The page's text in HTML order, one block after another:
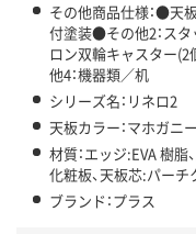
その他商品仕様：●天
付塗装●その他2：ス
ロン双輪キャスター(2
他4：機器類／机
シリーズ名：リネロ2
天板カラー：マホガニー
材質：エッジ:EVA 樹
化粧板、天板芯:パーチ
ブランド：プラス